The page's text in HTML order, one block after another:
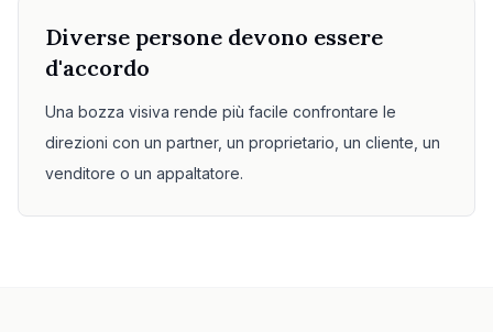
Diverse persone devono essere
d'accordo
Una bozza visiva rende più facile confrontare le
direzioni con un partner, un proprietario, un cliente, un
venditore o un appaltatore.